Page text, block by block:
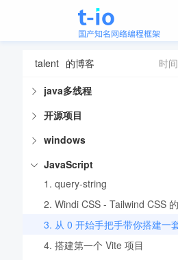
talent 的博客 时间
默认分类
mysql
java
java多线程
开源项目
windows
JavaScript
1. query-string
2.
3.
4. 搭建第一个 Vite 项目